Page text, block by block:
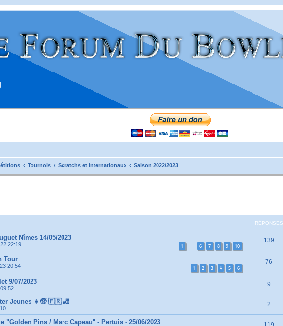
Tournois Scratchs et Internationaux Saison 2022/2023
RÉPONSES
Nîmes 14/05/2023
22:19 1 6 7 8 9 10
139
Tour
20:54 1 2 3 4 5 6
76
9/07/2023 9
Jeunes 👧🧒 🇫🇷 🎳 2
"Golden Pins / Marc Capeau" - Pertuis - 25/06/2023 119